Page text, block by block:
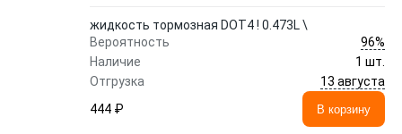
жидкость тормозная DOT4 ! 0.473L \
Вероятность
96%
Наличие
1 шт.
Отгрузка
13 августа
444 ₽
В корзину